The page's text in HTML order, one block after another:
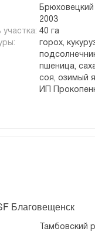
2003
40 га
горох,
пшеница,
соя, озимый
ИП
Благовещенск
Тамбовский